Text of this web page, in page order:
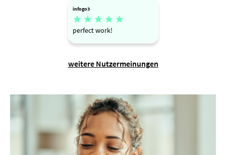
infogo3
    
perfect work!
weitere Nutzermeinungen